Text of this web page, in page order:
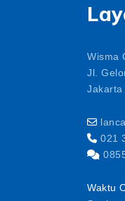
Wisma
Jl.
Jakarta
021
Waktu